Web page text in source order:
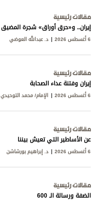
مقالات رئيسية
إيران.. و«حرق أوراق» شجرة المضيق
6 أغسطس 2026 د. عبدالله العوضي
مقالات رئيسية
إيران وفتنة عداء الصحابة
6 أغسطس 2026 الإمام/ محمد التوحيدي
مقالات رئيسية
عن الأساطير التي تعيش بيننا
6 أغسطس 2026 د. إبراهيم بورشاشن
مقالات رئيسية
الضفة ورسالة الـ 600